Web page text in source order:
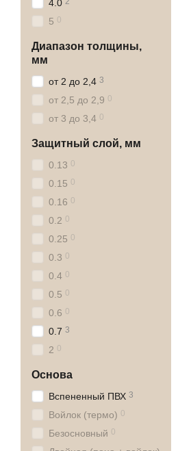
4.0
5 0
Диапазон толщины,
мм
от 2 до 2,4 3
от 2,5 до 2,9 0
от 3 до 3,4 0
Защитный слой, мм
0.13 0
0.15 0
0.16 0
0.2 0
0.25 0
0.3 0
0.4 0
0.5 0
0.6 0
0.7 3
2 0
Основа
Вспененный ПВХ 3
Войлок (термо) 0
Безосновный 0